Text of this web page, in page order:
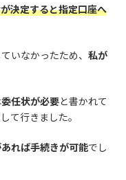
決定すると指定口座へ
いなかったため、 私が
委任状が必要と書かれて
て行きました。
れば手続きが可能でし